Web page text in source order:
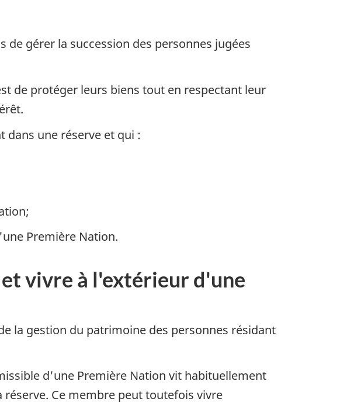
de gérer la succession des personnes jugées
de protéger leurs biens tout en respectant leur
dans une réserve et qui :
Première Nation.
vivre à l'extérieur d'une
la gestion du patrimoine des personnes résidant
d'une Première Nation vit habituellement
Ce membre peut toutefois vivre